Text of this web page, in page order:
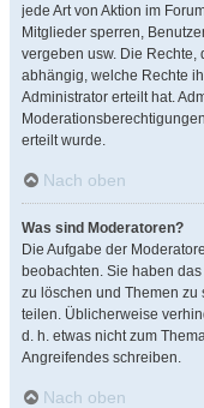
jede Art von Aktion im
Mitglieder sperren,
vergeben usw. Die Rechte,
abhängig, welche Rechte
Administrator erteilt hat.
erteilt wurde.
Nach oben
Was sind Moderatoren?
Die Aufgabe der
beobachten. Sie haben
zu löschen und Themen zu
teilen. Üblicherweise
d. h. etwas nicht zum
Angreifendes schreiben.
Nach oben